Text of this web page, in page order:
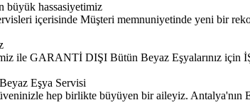
büyük hassasiyetimiz
içerisinde Müşteri memnuniyetinde yeni bir
ile GARANTİ DIŞI Bütün Beyaz Eşyalarınız
Eşya Servisi
hep birlikte büyüyen bir aileyiz.